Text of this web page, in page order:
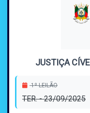
JUSTIÇA
1º LEILÃO
TER. - 23/09/2025